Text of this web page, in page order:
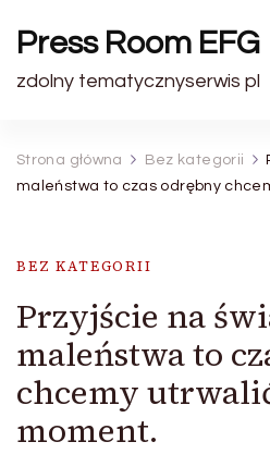
Press Room EFG
zdolny tematycznyserwis pl
Strona główna Bez kategorii
maleństwa to czas odrębny
BEZ KATEGORII
Przyjście na
maleństwa to
chcemy
moment.